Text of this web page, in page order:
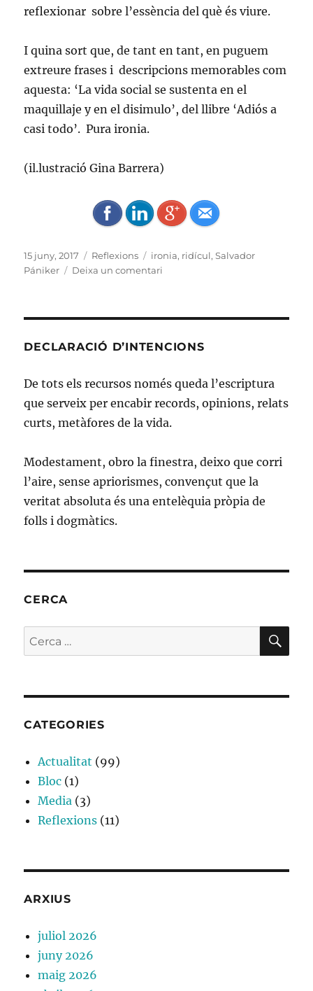
reflexionar sobre l’essència del què és viure.
I quina sort que, de tant en tant, en puguem
extreure frases i descripcions memorables com
aquesta: ‘La vida social se sustenta en el
maquillaje y en el disimulo’, del llibre ‘Adiós a
casi todo’. Pura ironia.
(il.lustració Gina Barrera)
Publicat
el
15 juny, 2017 Categories
Reflexions Etiquetes
ironia, ridícul,Salvador
Pániker
Deixa un comentari
DECLARACIÓ D’INTENCIONS
De tots els recursos només queda l’escriptura
que serveix per encabir records, opinions, relats
curts, metàfores de la vida.
Modestament, obro la finestra, deixo que corri
l’aire, sense apriorismes, convençut que la
veritat absoluta és una entelèquia pròpia de
folls i dogmàtics.
CERCA
Cerca:
CATEGORIES
Actualitat (99)
Bloc (1)
Media (3)
Reflexions (11)
ARXIUS
juliol 2026
juny 2026
maig 2026